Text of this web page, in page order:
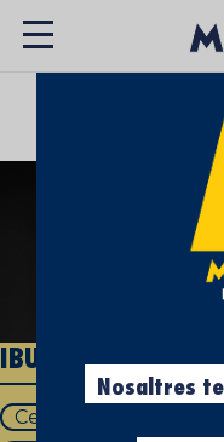
IBU: QUÈ ÉS I
Cervesa
Nosaltres